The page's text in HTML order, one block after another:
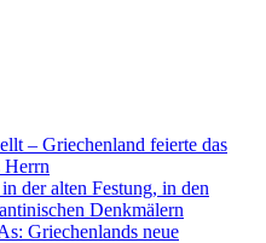
– Griechenland feierte das
Herrn
der alten Festung, in den
Denkmälern
Griechenlands neue